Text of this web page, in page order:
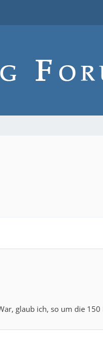
glaub ich, so um die 150